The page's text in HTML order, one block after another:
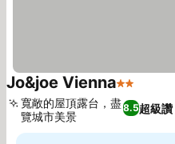
Jo&joe Vienna2 星級
8.5超級讚
寬敞的屋頂露台，盡
覽城市美景